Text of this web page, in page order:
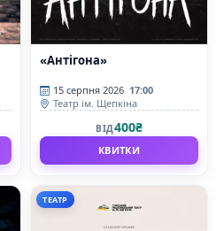
«Антігона»
15 серпня 2026 17:00
Театр ім. Щепкіна
ВІД400₴
КВИТКИ
ТЕАТР